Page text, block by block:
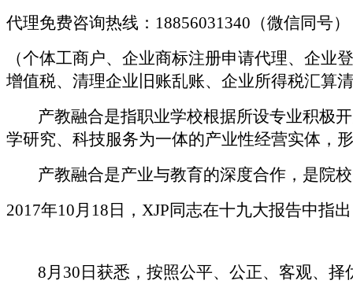
代理免费咨询热线：18856031340（微信同号）
（个体工商户、企业商标注册申请代理、企
增值税、清理企业旧账乱账、企业所得税汇算
产教融合是指职业学校根据所设专业积极开
学研究、科技服务为一体的产业性经营实体，
产教融合是产业与教育的深度合作，是院校
2017年10月18日，XJP同志在十九大报告中指
8月30日获悉，按照公平、公正、客观、择